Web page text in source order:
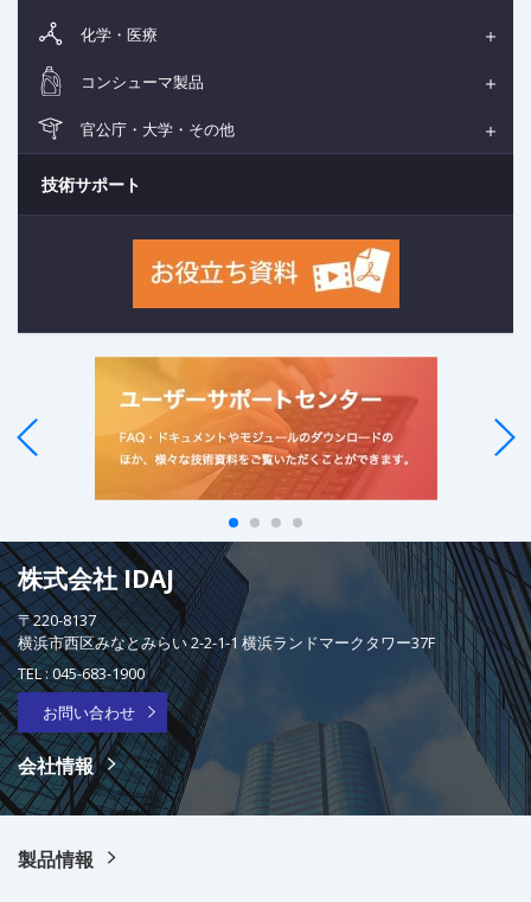
化学・医療
コンシューマ製品
官公庁・大学・その他
技術サポート
株式会社 IDAJ
〒220-8137
横浜市西区みなとみらい 2-2-1-1 横浜ランドマークタワー37F
TEL :045-683-1900
お問い合わせ
会社情報
製品情報